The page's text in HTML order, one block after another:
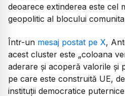
deoarece extinderea este cel
geopolitic al blocului
Într-un mesaj postat pe X,
acest cluster este „coloana
aderare și acoperă valorile și
pe care este construită UE,
instituții democratice